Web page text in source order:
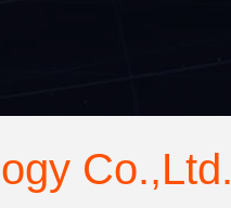
Co.,Ltd.